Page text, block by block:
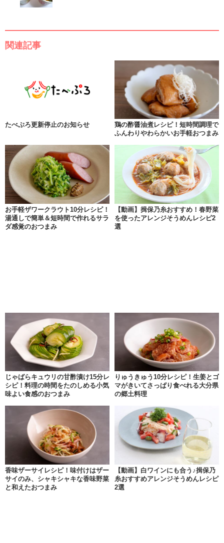
関連記事
たべぷろ更新停止のお知らせ
鶏の酢醤油煮レシピ！短時間調理で
ふんわりやわらかいお手軽おつまみ
お手軽ザワークラウト10分レシピ！
湯通しで簡単＆短時間で作れるサラ
ダ感覚のおつまみ
【動画】揖保乃糸おすすめ！春野菜
を使ったアレンジそうめんレシピ2
選
じゃばらキュウリの甘酢漬け15分レ
シピ！料理の時間をたのしめる小気
味よい食感のおつまみ
りゅうきゅう10分レシピ！生姜とゴ
マがきいてさっぱり食べれる大分県
の郷土料理
香味ザーサイレシピ！味付けはザー
サイのみ、シャキシャキな香味野菜
と和えたおつまみ
【動画】白ワインにも合う♪揖保乃
糸おすすめアレンジそうめんレシピ
2選